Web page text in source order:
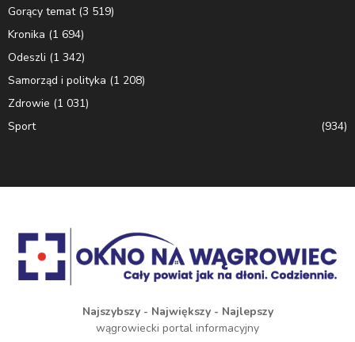
Gorący temat(3 519)
Kronika (1 694)
Odeszli (1 342)
Samorząd i polityka (1 208)
Zdrowie (1 031)
Sport
(934)
Najszybszy - Największy - Najlepszy
wągrowiecki portal informacyjny